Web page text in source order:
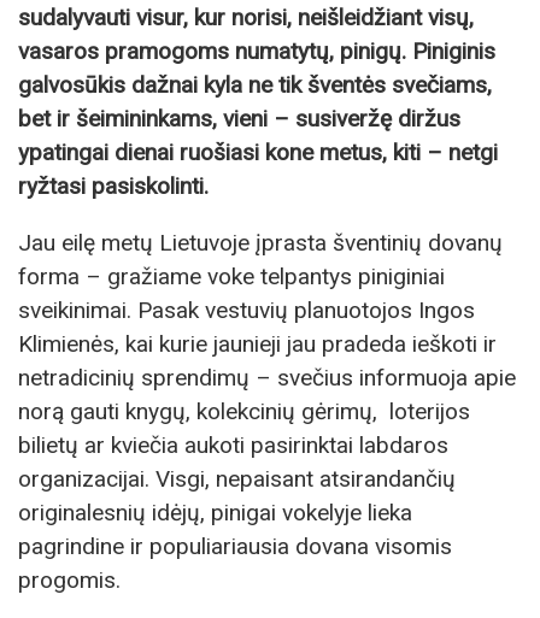
sudalyvauti visur, kur norisi, neišleidžiant visų,
vasaros pramogoms numatytų, pinigų. Piniginis
galvosūkis dažnai kyla ne tik šventės svečiams,
bet ir šeimininkams, vieni – susiveržę diržus
ypatingai dienai ruošiasi kone metus, kiti – netgi
ryžtasi pasiskolinti.
Jau eilę metų Lietuvoje įprasta šventinių dovanų
forma – gražiame voke telpantys piniginiai
sveikinimai. Pasak vestuvių planuotojos Ingos
Klimienės, kai kurie jaunieji jau pradeda ieškoti ir
netradicinių sprendimų – svečius informuoja apie
norą gauti knygų, kolekcinių gėrimų, loterijos
bilietų ar kviečia aukoti pasirinktai labdaros
organizacijai. Visgi, nepaisant atsirandančių
originalesnių idėjų, pinigai vokelyje lieka
pagrindine ir populiariausia dovana visomis
progomis.